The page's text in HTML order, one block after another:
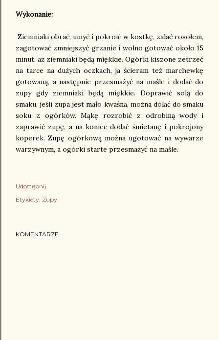
Wykonanie:
Ziemniaki obrać, umyć i pokroić w kostkę, zalać rosołem,
zagotować zmniejszyć grzanie i wolno gotować około 15
minut, aż ziemniaki będą miękkie. Ogórki kiszone zetrzeć
na tarce na dużych oczkach, ja ścieram też marchewkę
gotowaną, a następnie przesmażyć na maśle i dodać do
zupy gdy ziemniaki będą miękkie. Doprawić solą do
smaku, jeśli zupa jest mało kwaśna, można dolać do smaku
soku z ogórków. Mąkę rozrobić z odrobiną wody i
zaprawić zupę, a na koniec dodać śmietanę i pokrojony
koperek. Zupę ogórkową można ugotować na wywarze
warzywnym, a ogórki starte przesmażyć na maśle.
Udostępnij
Etykiety: Zupy
KOMENTARZE